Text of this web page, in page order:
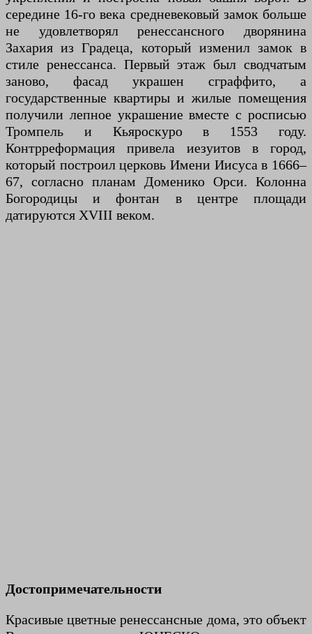
середине 16-го века средневековый замок больше
не удовлетворял ренессансного дворянина
Захария из Градеца, который изменил замок в
стиле ренессанса. Первый этаж был сводчатым
заново, фасад украшен сграффито, а
государственные квартиры и жилые помещения
получили лепное украшение вместе с росписью
Тромпель и Кьяроскуро в 1553 году.
Контрреформация привела иезуитов в город,
который построил церковь Имени Иисуса в 1666–
67, согласно планам Доменико Орси. Колонна
Богородицы и фонтан в центре площади
датируются XVIII веком.
Достопримечательности
Красивые цветные ренессансные дома, это объект